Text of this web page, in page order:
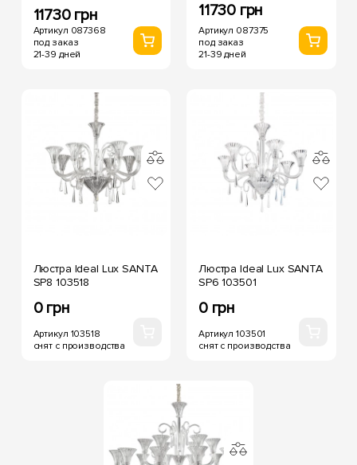
11730 грн
Артикул 087368
под заказ
21-39 дней
11730 грн
Артикул 087375
под заказ
21-39 дней
Люстра Ideal Lux SANTA
SP8 103518
0 грн
Артикул 103518
снят с производства
Люстра Ideal Lux SANTA
SP6 103501
0 грн
Артикул 103501
снят с производства